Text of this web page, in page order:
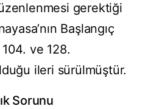
gerektiği
Başlangıç
104. ve 128.
ileri sürülmüştür.
Sorunu